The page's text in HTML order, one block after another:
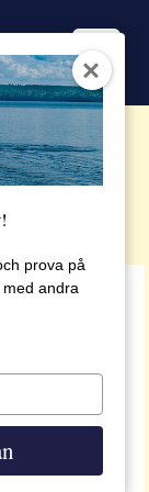
hittar du
prova på
andra